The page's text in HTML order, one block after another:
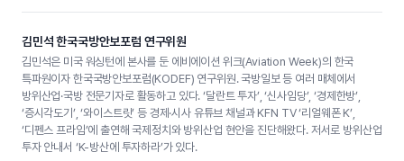
김민석 한국국방안보포럼 연구위원
김민석은 미국 워싱턴에 본사를 둔 에비에이션 위크(Aviation Week)의 한국
특파원이자 한국국방안보포럼(KODEF) 연구위원. 국방일보 등 여러 매체에서
방위산업·국방 전문기자로 활동하고 있다. ‘달란트 투자’, ‘신사임당’, ‘경제한방’,
‘증시각도기’, ‘와이스트릿’ 등 경제·시사 유튜브 채널과 KFN TV ‘리얼웨폰 K’,
‘디펜스 프라임’에 출연해 국제정치와 방위산업 현안을 진단해왔다. 저서로 방위산업
투자 안내서 ‘K-방산에 투자하라’가 있다.